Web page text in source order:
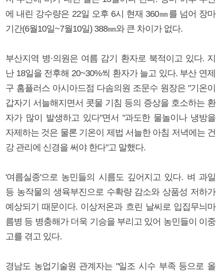
에 내린 강수량은 22일 오후 6시 현재 360㎜를 넘어 장마
기간(6월10일~7월10일) 388㎜와 큰 차이가 없다.
부산지역 병·의원은 여름 감기 환자로 북적이고 있다. 지
난 18일을 전후해 20~30%씩 환자가 늘고 있다. 부산 연제
구 홈플러스 아시아드점 다솜의원 조문수 원장은 "기온이
갑자기 서늘해지면서 콧물 기침 등의 증상을 호소하는 환
자가 많이 발생하고 있다"면서 "과도한 물놀이나 냉방을
자제하는 것은 물론 기온이 제법 서늘한 아침 저녁에는 건
강 관리에 신경을 써야 한다"고 말했다.
'여름실종'으로 농민들의 시름도 깊어지고 있다. 벼 과일
등 농작물의 생육부진으로 수확량 감소와 상품성 저하가
예상되기 때문이다. 이상저온과 흐린 날씨로 입집무늬마
름병 등 병충해가 더욱 기승을 부리고 있어 농민들이 이중
고를 겪고 있다.
경남도 농업기술원 관계자는 "일조 시수 부족 등으로 올